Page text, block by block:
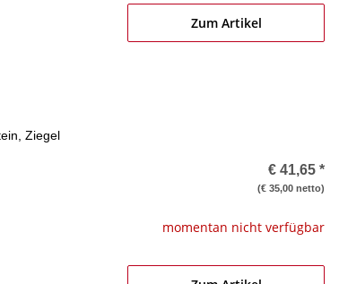
Zum Artikel
Ziegel
€ 41,65 *
(€ 35,00 netto)
momentan nicht verfügbar